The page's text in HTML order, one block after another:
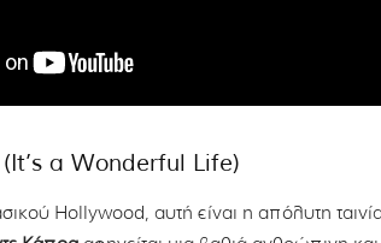
a Wonderful Life)
Hollywood, αυτή είναι η απόλυτη